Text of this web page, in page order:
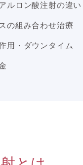
ルロン酸注射の違い
の組み合わせ治療
用・ダウンタイム